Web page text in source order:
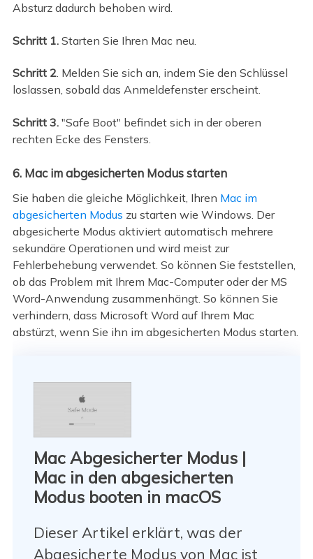
Absturz dadurch behoben wird.
Schritt 1. Starten Sie Ihren Mac neu.
Schritt 2. Melden Sie sich an, indem Sie den Schlüssel
loslassen, sobald das Anmeldefenster erscheint.
Schritt 3. "Safe Boot" befindet sich in der oberen
rechten Ecke des Fensters.
6. Mac im abgesicherten Modus starten
Sie haben die gleiche Möglichkeit, Ihren Mac im
abgesicherten Modus zu starten wie Windows. Der
abgesicherte Modus aktiviert automatisch mehrere
sekundäre Operationen und wird meist zur
Fehlerbehebung verwendet. So können Sie feststellen,
ob das Problem mit Ihrem Mac-Computer oder der MS
Word-Anwendung zusammenhängt. So können Sie
verhindern, dass Microsoft Word auf Ihrem Mac
abstürzt, wenn Sie ihn im abgesicherten Modus starten.
Mac Abgesicherter Modus |
Mac in den abgesicherten
Modus booten in macOS
Dieser Artikel erklärt, was der
Abgesicherte Modus von Mac ist